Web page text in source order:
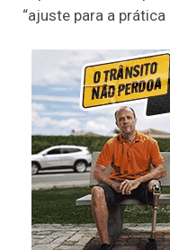
“ajuste para a